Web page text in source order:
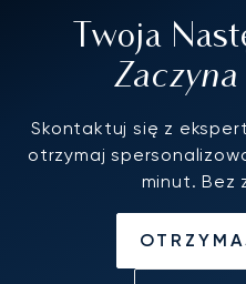
Twoja
Skontaktuj się z
otrzymaj
minut. Bez